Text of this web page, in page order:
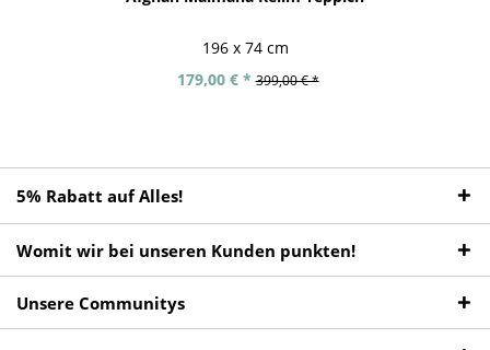
196 x 74 cm
179,00 € * 399,00 € *
5% Rabatt auf Alles!
Womit wir bei unseren Kunden punkten!
Unsere Communitys